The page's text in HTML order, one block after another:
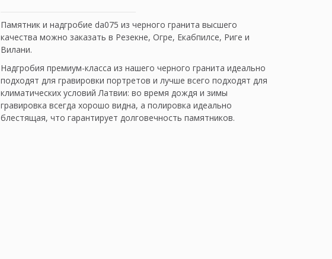
Памятник и надгробие da075 из черного гранита высшего
качества можно заказать в Резекне, Огре, Екабпилсе, Риге и
Вилани.
Надгробия премиум-класса из нашего черного гранита идеально
подходят для гравировки портретов и лучше всего подходят для
климатических условий Латвии: во время дождя и зимы
гравировка всегда хорошо видна, а полировка идеально
блестящая, что гарантирует долговечность памятников.